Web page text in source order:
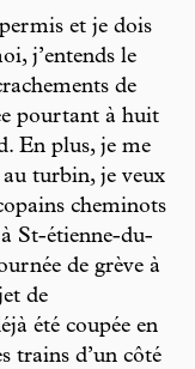
et je dois
j’entends le
de
pourtant à huit
En plus, je me
au turbin, je veux
cheminots
St-étienne-du-
de grève à
de
été coupée en
trains d’un côté